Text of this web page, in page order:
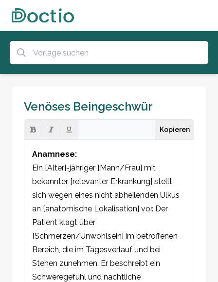
Venöses Beingeschwür
Kopieren
Anamnese:
Ein [Alter]-jähriger [Mann/Frau] mit
bekannter [relevanter Erkrankung] stellt
sich wegen eines nicht abheilenden Ulkus
an [anatomische Lokalisation] vor. Der
Patient klagt über
[Schmerzen/Unwohlsein] im betroffenen
Bereich, die im Tagesverlauf und bei
Stehen zunehmen. Er beschreibt ein
Schweregefühl und nächtliche